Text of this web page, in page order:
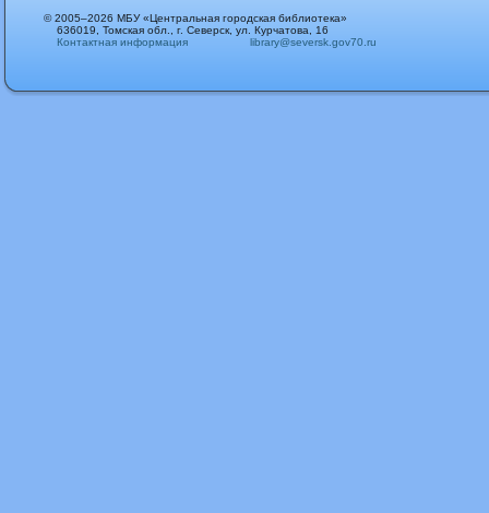
© 2005–2026 МБУ «Центральная городская библиотека»
636019, Томская обл., г. Северск, ул. Курчатова, 16
Контактная информация
library@seversk.gov70.ru